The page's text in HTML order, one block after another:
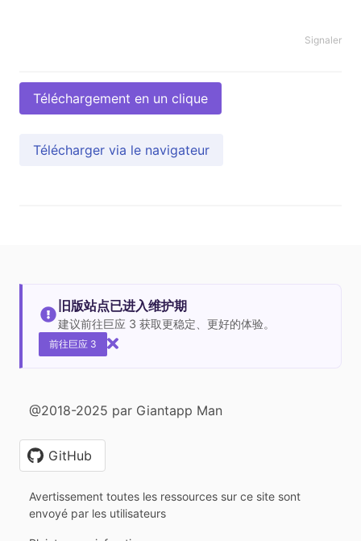
Signaler
Téléchargement en un clique
Télécharger via le navigateur
旧版站点已进入维护期
建议前往巨应 3 获取更稳定、更好的体验。
前往巨应 3
@2018-2025 par Giantapp Man
GitHub
Avertissement toutes les ressources sur ce site sont
envoyé par les utilisateurs